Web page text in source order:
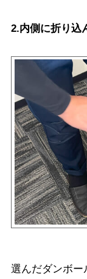
2.内側に折り込
選んだダンボ